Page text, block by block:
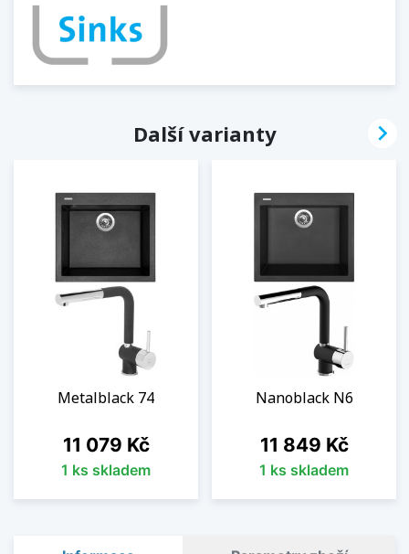
Další varianty
Metalblack 74
Cena
11 079 Kč
1 ks skladem
Nanoblack N6
Cena
11 849 Kč
1 ks skladem
